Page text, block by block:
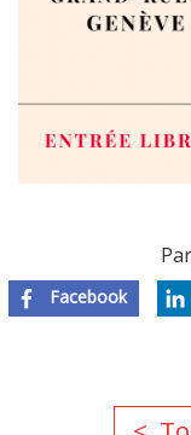
Facebook